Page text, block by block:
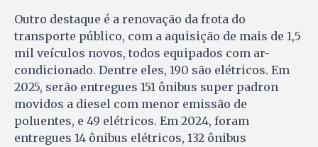
Outro destaque é a renovação da frota do
transporte público, com a aquisição de mais de 1,5
mil veículos novos, todos equipados com ar-
condicionado. Dentre eles, 190 são elétricos. Em
2025, serão entregues 151 ônibus super padron
movidos a diesel com menor emissão de
poluentes, e 49 elétricos. Em 2024, foram
entregues 14 ônibus elétricos, 132 ônibus